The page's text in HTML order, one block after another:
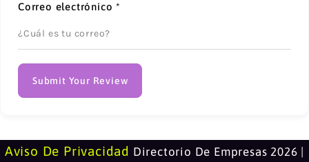
Correo electrónico*
Submit Your Review
Aviso De Privacidad Directorio De Empresas 2026 |